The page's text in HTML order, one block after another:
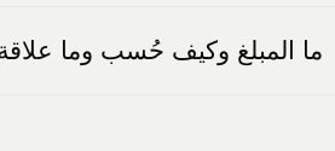
ما المبلغ وكيف حُسب وما